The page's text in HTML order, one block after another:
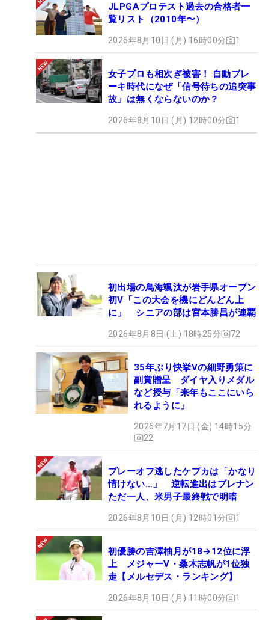
JLPGAプロテスト過去の合格者一
覧リスト（2010年〜）
2026年8月10日 (月) 16時00分 1
女子プロも相次ぎ被害！ 自動ブレ
ーキ時代になぜ「信号待ちの追突事
故」は無くならないのか？
2026年8月10日 (月) 12時00分 1
初出場の鳥海颯汰が岩手県オープン
初V「この大会を機にどんどん上
に」 シニアの部は宮本勝昌が連覇
2026年8月8日 (土) 18時25分 72
35年ぶり快挙Vの細野勇策に
副賞贈呈 ダイヤ入りメダル
など授与「来年もここにいら
れるように」
2026年7月17日 (金) 14時15分
22
プレーオフ逃したケプカは「かなり
情けない…」 逆転進出はブレナン
ただ一人、米男子最終戦で明暗
2026年8月10日 (月) 12時01分 1
初優勝の吉澤柚月が18→12位に浮
上 メジャーV・桑木志帆が1位独
走【メルセデス・ランキング】
2026年8月10日 (月) 11時00分 1